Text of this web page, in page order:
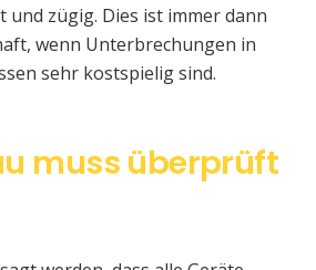
und zügig. Dies ist immer dann
wenn Unterbrechungen in
sehr kostspielig sind.
muss überprüft